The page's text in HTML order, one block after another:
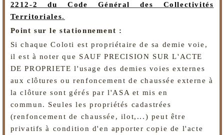
2212-2 du Code Général des Collectivités
Territoriales.
Point sur le stationnement :
Si chaque Coloti est propriétaire de sa demie voie,
il est à noter que SAUF PRECISION SUR L'ACTE
DE PROPRIETE l'usage des demies voies externes
aux clôtures ou renfoncement de chaussée externe à
la clôture sont gérés par l'ASA et mis en
commun. Seules les propriétés cadastrées
(renfoncement de chaussée, ilot,...) peut être
privatifs à condition d'en apporter copie de l'acte